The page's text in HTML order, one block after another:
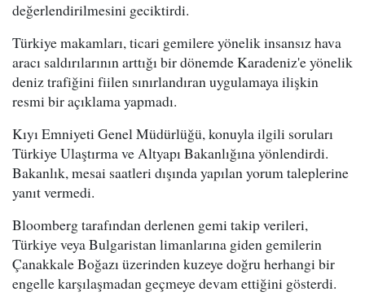
değerlendirilmesini geciktirdi.
Türkiye makamları, ticari gemilere yönelik insansız hava
aracı saldırılarının arttığı bir dönemde Karadeniz'e yönelik
deniz trafiğini fiilen sınırlandıran uygulamaya ilişkin
resmi bir açıklama yapmadı.
Kıyı Emniyeti Genel Müdürlüğü, konuyla ilgili soruları
Türkiye Ulaştırma ve Altyapı Bakanlığına yönlendirdi.
Bakanlık, mesai saatleri dışında yapılan yorum taleplerine
yanıt vermedi.
Bloomberg tarafından derlenen gemi takip verileri,
Türkiye veya Bulgaristan limanlarına giden gemilerin
Çanakkale Boğazı üzerinden kuzeye doğru herhangi bir
engelle karşılaşmadan geçmeye devam ettiğini gösterdi.